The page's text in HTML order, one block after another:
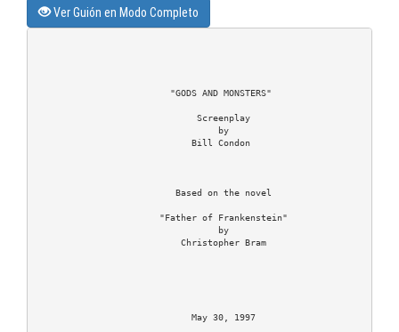
Ver Guión en Modo Completo
                         "GODS AND MONSTERS"
                              Screenplay
                                  by
                             Bill Condon
                          Based on the novel
                       "Father of Frankenstein"
                                  by
                           Christopher Bram
                             May 30, 1997